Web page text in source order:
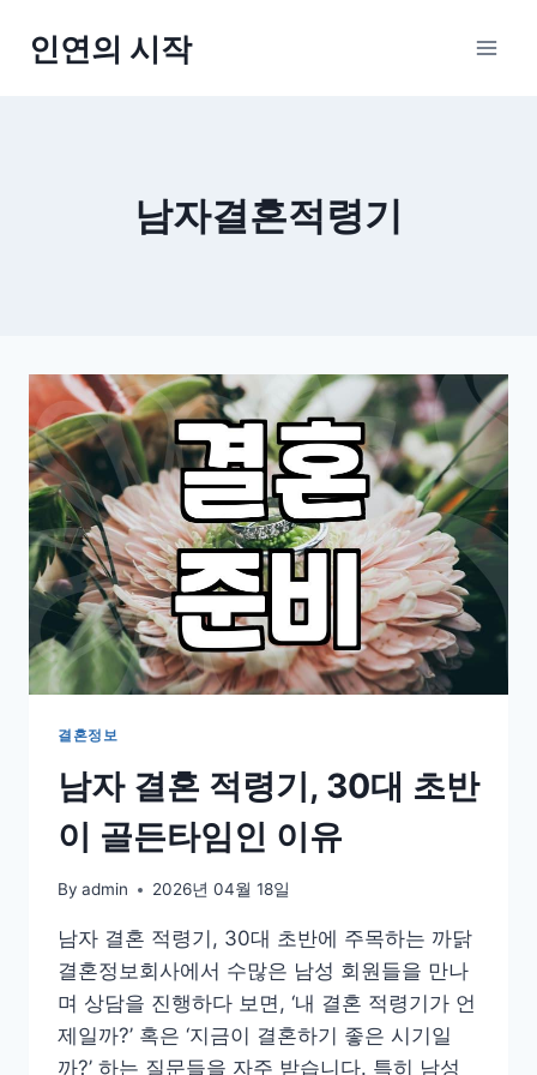
인연의 시작
남자결혼적령기
결혼정보
남자 결혼 적령기, 30대 초반
이 골든타임인 이유
By admin 2026년 04월 18일
남자 결혼 적령기, 30대 초반에 주목하는 까닭
결혼정보회사에서 수많은 남성 회원들을 만나
며 상담을 진행하다 보면, ‘내 결혼 적령기가 언
제일까?’ 혹은 ‘지금이 결혼하기 좋은 시기일
까?’ 하는 질문들을 자주 받습니다. 특히 남성